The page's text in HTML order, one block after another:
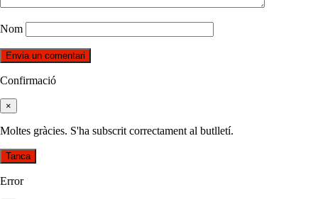
Nom
Confirmació
×
Moltes gràcies. S'ha subscrit correctament al butlletí.
Tanca
Error